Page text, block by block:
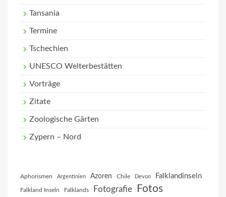
Tansania
Termine
Tschechien
UNESCO Welterbestätten
Vorträge
Zitate
Zoologische Gärten
Zypern – Nord
Aphorismen Argentinien Azoren Chile Devon Falklandinseln
Falkland Inseln Falklands Fotografie Fotos